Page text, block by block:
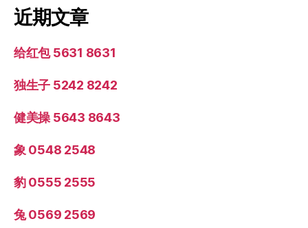
近期文章
给红包 5631 8631
独生子 5242 8242
健美操 5643 8643
象 0548 2548
豹 0555 2555
兔 0569 2569